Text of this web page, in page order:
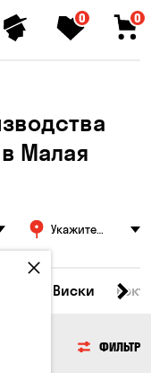
0 0
Малая
Укажите
Виски
ФИЛЬТР